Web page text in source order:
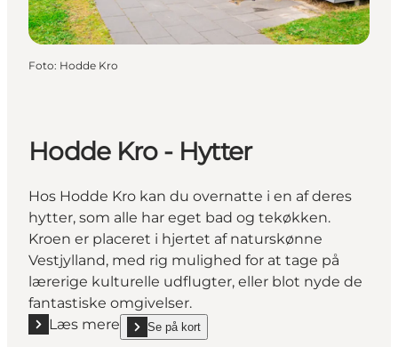
Foto: Hodde Kro
Hodde Kro - Hytter
Hos Hodde Kro kan du overnatte i en af deres
hytter, som alle har eget bad og tekøkken.
Kroen er placeret i hjertet af naturskønne
Vestjylland, med rig mulighed for at tage på
lærerige kulturelle udflugter, eller blot nyde de
fantastiske omgivelser.
Læs mere
Læs mere "Hodde Kro - Hytter"
Se på kort
show Hodde Kro - Hytter on_map